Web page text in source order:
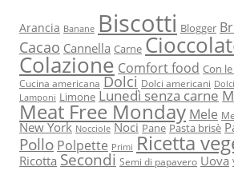
Arancia Banane Biscotti Blogger
Cacao Cannella Carne
Colazione Comfort food Con
Cucina americana Dolci Dolci americani
Lamponi Limone Lunedì senza carne
Meat Free Monday Mele
New York Nocciole Noci Pane Pasta brisè
Pollo Polpette Primi Ricetta
Ricotta Secondi Semi di papavero Uova